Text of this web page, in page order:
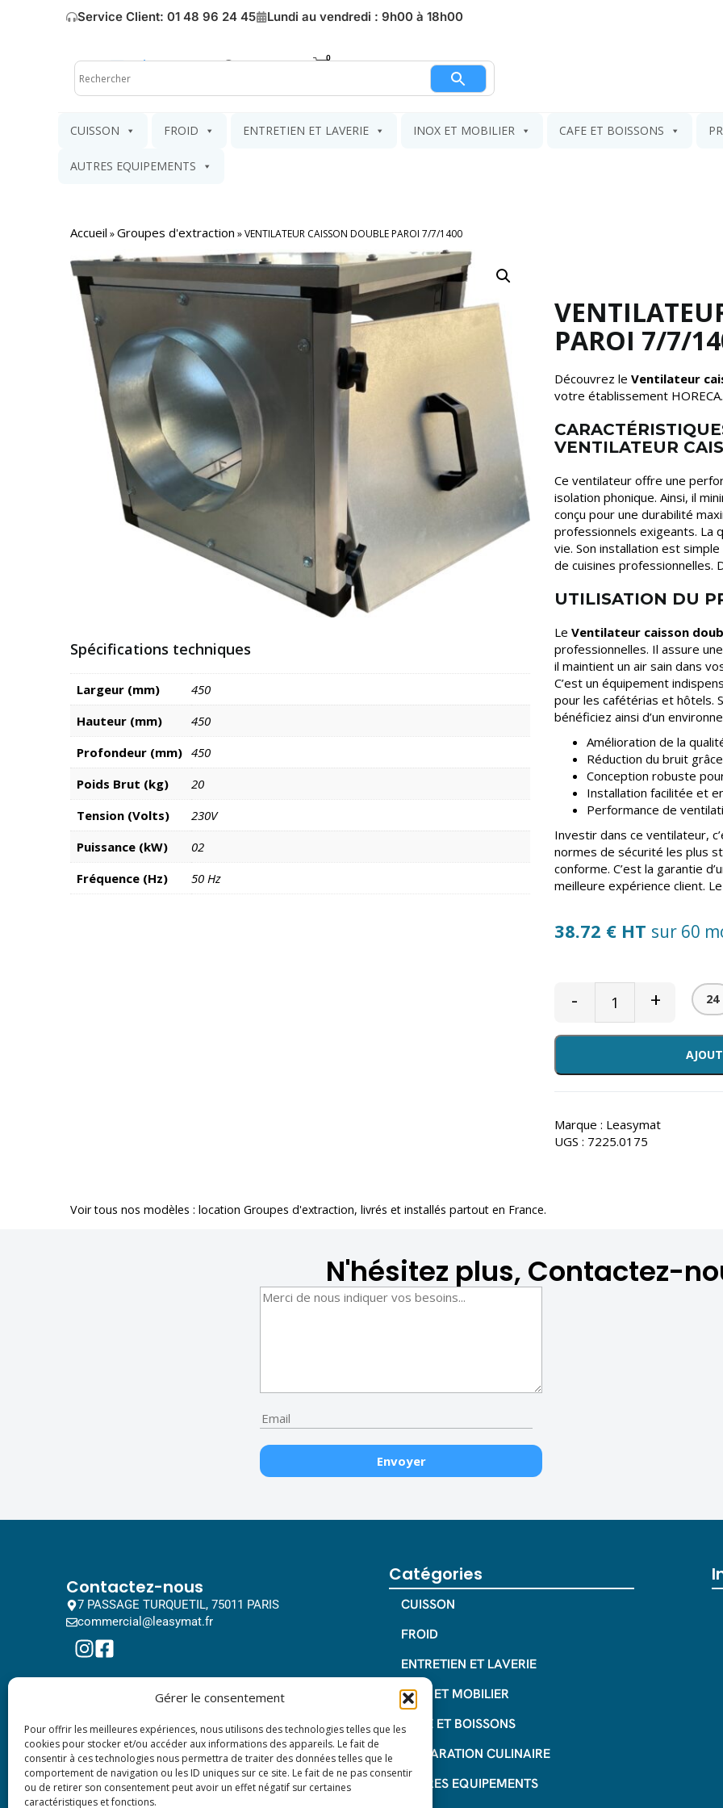
Gérer le consentement
Pour offrir les meilleures expériences, nous utilisons des technologies telles que les
cookies pour stocker et/ou accéder aux informations des appareils. Le fait de
consentir à ces technologies nous permettra de traiter des données telles que le
comportement de navigation ou les ID uniques sur ce site. Le fait de ne pas consentir
ou de retirer son consentement peut avoir un effet négatif sur certaines
caractéristiques et fonctions.
Service Client: 01 48 96 24 45 Lundi au vendredi : 9h00 à 18h00
Mon compte Mon panier
CUISSON FROID ENTRETIEN ET LAVERIE INOX ET MOBILIER CAFE ET BOISSONS
AUTRES EQUIPEMENTS
Accueil »Groupes d'extraction »VENTILATEUR CAISSON DOUBLE PAROI 7/7/1400
Spécifications techniques
Largeur (mm)
450
Hauteur (mm)
450
Profondeur (mm) 450
Poids Brut (kg)
20
Tension (Volts)
230V
Puissance (kW)
02
Fréquence (Hz)
50 Hz
PAROI 7/7/
Découvrez le Ventilateur
votre établissement HORECA.
VENTILATEUR
Ce ventilateur offre une
isolation phonique. Ainsi, il
conçu pour une durabilité
professionnels exigeants. La
vie. Son installation est
de cuisines professionnelles.
UTILISATION DU
Le Ventilateur caisson
professionnelles. Il assure
il maintient un air sain dans
C’est un équipement
pour les cafétérias et hôtels.
bénéficiez ainsi d’un
Amélioration de la
Réduction du bruit
Conception robuste
Installation facilitée et
Performance de
Investir dans ce ventilateur,
normes de sécurité les plus
conforme. C’est la garantie
meilleure expérience client.
38.72 € HT sur 60
- + 24
Marque : Leasymat
UGS : 7225.0175
Voir tous nos modèles : location Groupes d'extraction, livrés et installés partout en France.
N'hésitez plus, Contactez-
Contactez-nous
7 PASSAGE TURQUETIL, 75011 PARIS
commercial@leasymat.fr
Catégories
CUISSON
FROID
ENTRETIEN ET LAVERIE
INOX ET MOBILIER
CAFE ET BOISSONS
PREPARATION CULINAIRE
AUTRES EQUIPEMENTS